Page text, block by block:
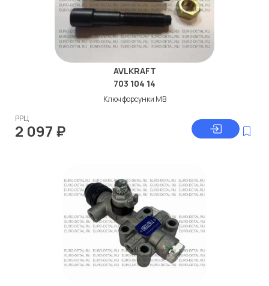
AVLKRAFT
703 104 14
Ключ форсунки МВ
РРЦ
2 097 ₽